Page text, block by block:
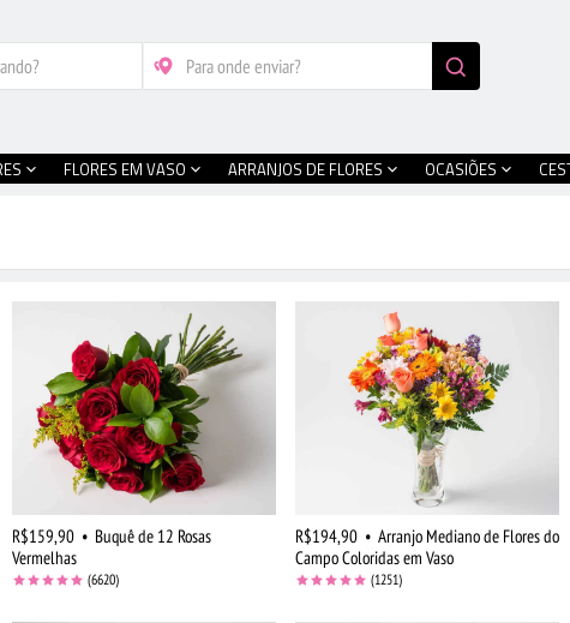
FLORES EM VASO ARRANJOS DE FLORES OCASIÕES
R$159,90 • Buquê de 12 Rosas
Vermelhas
(6620)
R$194,90 • Arranjo Mediano de Flores do
Campo Coloridas em Vaso
(1251)